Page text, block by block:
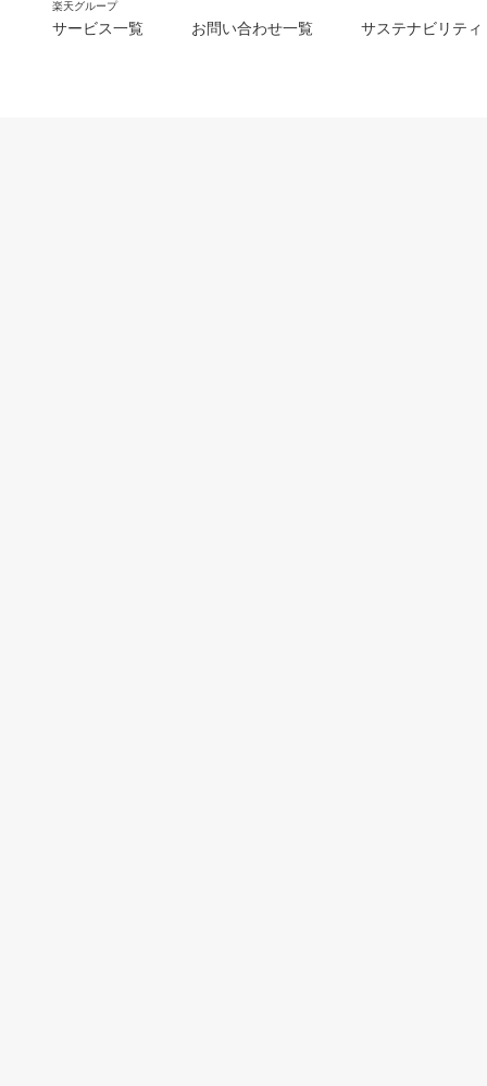
楽天グループ
サービス一覧 お問い合わせ一覧 サステナビリティ